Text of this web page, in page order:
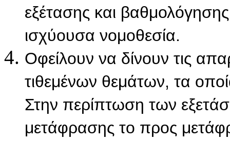
εξέτασης και
ισχύουσα νομοθεσία.
Οφείλουν να δίνουν τις
τιθεμένων θεμάτων, τα
Στην περίπτωση των
μετάφρασης το προς